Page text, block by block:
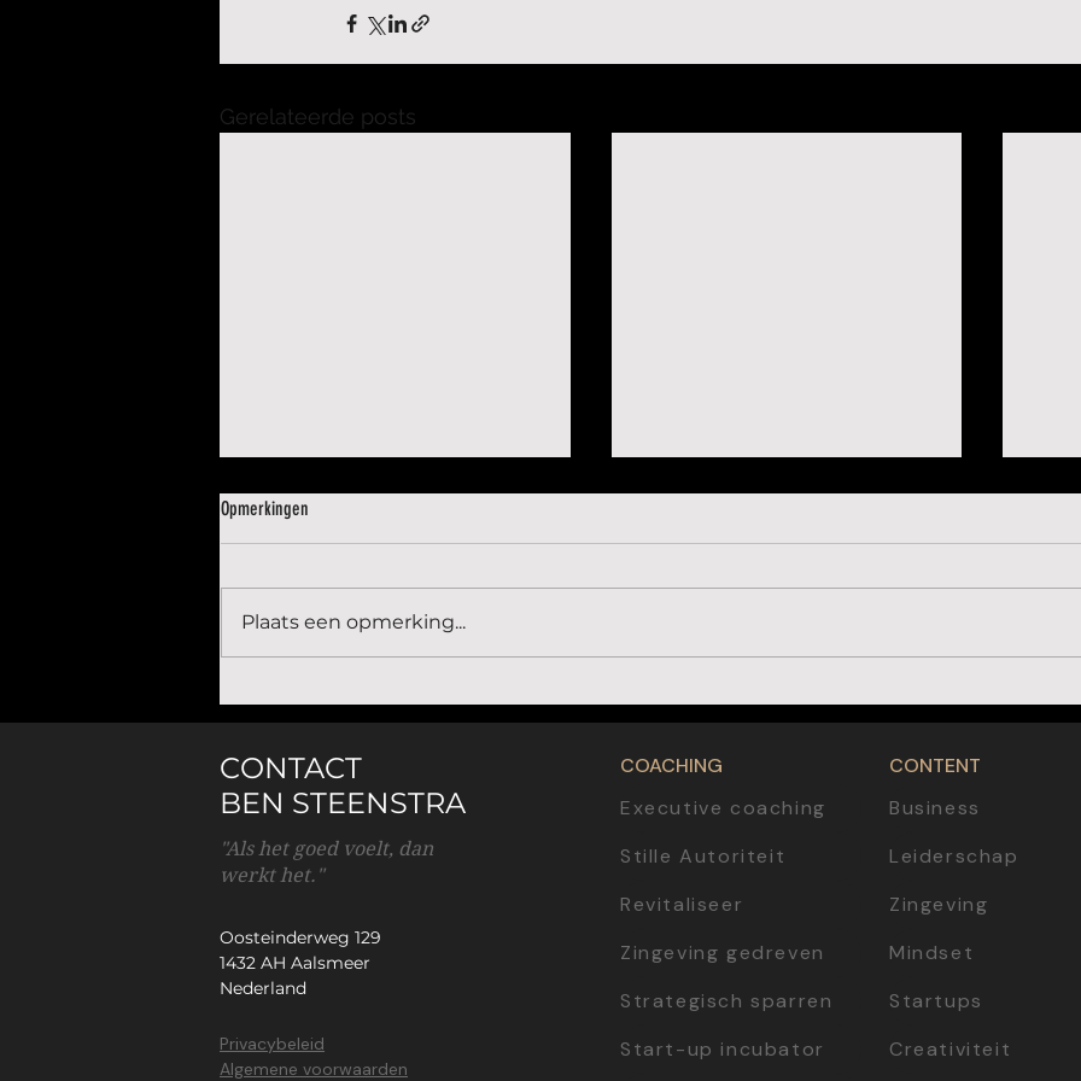
Gerelateerde posts
idee, maar met inkomsten
focus geen stemming is, maar een
hoe
Opmerkingen
Plaats een opmerking...
CONTACT
BEN STEENSTRA
"Als het goed voelt, dan
werkt het."
Oosteinderweg 129
1432 AH Aalsmeer
Nederland
Privacybeleid
Algemene voorwaarden
COACHING
Executive coaching
Stille Autoriteit
Revitaliseer
Zingeving gedreven
Strategisch sparren
Start-up incubator
CONTENT
Business
Leiderschap
Zingeving
Mindset
Startups
Creativiteit